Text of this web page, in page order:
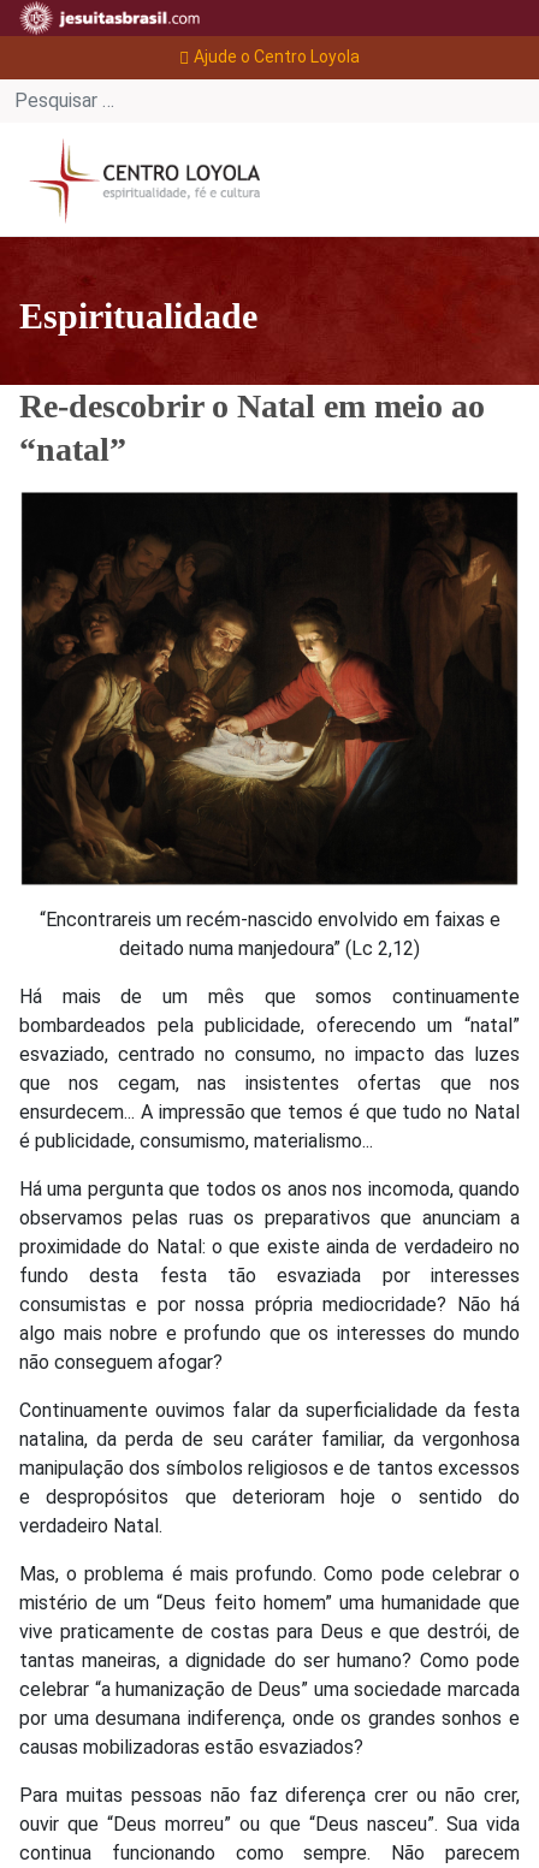
Ajude o Centro Loyola
Espiritualidade
Re-descobrir o Natal em meio ao
“natal”
“Encontrareis um recém-nascido envolvido em faixas e
deitado numa manjedoura” (Lc 2,12)
Há mais de um mês que somos continuamente
bombardeados pela publicidade, oferecendo um “natal”
esvaziado, centrado no consumo, no impacto das luzes
que nos cegam, nas insistentes ofertas que nos
ensurdecem... A impressão que temos é que tudo no Natal
é publicidade, consumismo, materialismo...
Há uma pergunta que todos os anos nos incomoda, quando
observamos pelas ruas os preparativos que anunciam a
proximidade do Natal: o que existe ainda de verdadeiro no
fundo desta festa tão esvaziada por interesses
consumistas e por nossa própria mediocridade? Não há
algo mais nobre e profundo que os interesses do mundo
não conseguem afogar?
Continuamente ouvimos falar da superficialidade da festa
natalina, da perda de seu caráter familiar, da vergonhosa
manipulação dos símbolos religiosos e de tantos excessos
e despropósitos que deterioram hoje o sentido do
verdadeiro Natal.
Mas, o problema é mais profundo. Como pode celebrar o
mistério de um “Deus feito homem” uma humanidade que
vive praticamente de costas para Deus e que destrói, de
tantas maneiras, a dignidade do ser humano? Como pode
celebrar “a humanização de Deus” uma sociedade marcada
por uma desumana indiferença, onde os grandes sonhos e
causas mobilizadoras estão esvaziados?
Para muitas pessoas não faz diferença crer ou não crer,
ouvir que “Deus morreu” ou que “Deus nasceu”. Sua vida
continua funcionando como sempre. Não parecem